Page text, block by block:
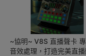
~協明~ V8S 直播聲卡
音效處理，打造完美直